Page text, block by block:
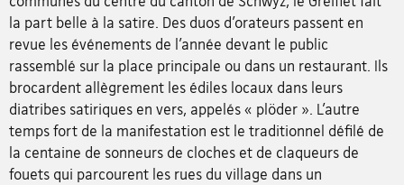
la part belle à la satire. Des duos d’orateurs passent en
revue les événements de l’année devant le public
rassemblé sur la place principale ou dans un restaurant. Ils
brocardent allègrement les édiles locaux dans leurs
diatribes satiriques en vers, appelés « plöder ». L’autre
temps fort de la manifestation est le traditionnel défilé de
la centaine de sonneurs de cloches et de claqueurs de
fouets qui parcourent les rues du village dans un